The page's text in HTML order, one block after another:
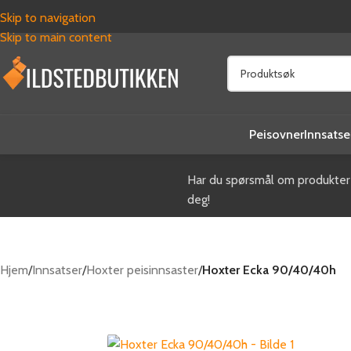
Skip to navigation
Skip to main content
Peisovner
Kjøpshjelp og
Har du spørsmål om
deg!
Hjem/Innsatser/Hoxter peisinnsaster/Hoxter Ecka 90/40/40h